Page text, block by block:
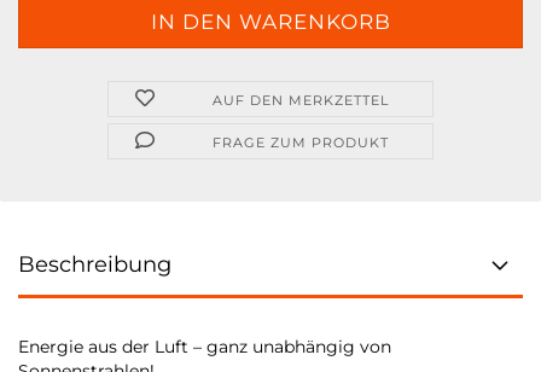
AUF DEN MERKZETTEL
FRAGE ZUM PRODUKT
Beschreibung
Energie aus der Luft – ganz unabhängig von